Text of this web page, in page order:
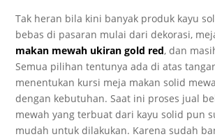
Tak heran bila kini banyak produk kayu
bebas di pasaran mulai dari dekorasi,
makan mewah ukiran gold red, dan
Semua pilihan tentunya ada di atas
menentukan kursi meja makan solid
dengan kebutuhan. Saat ini proses jual
mewah yang terbuat dari kayu solid pun
mudah untuk dilakukan. Karena sudah